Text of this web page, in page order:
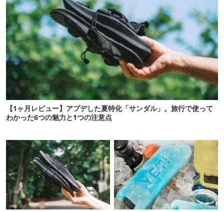
【1ヶ月レビュー】アプデした夏特化「サンダル」。旅行で使って
わかった6つの魅力と1つの注意点